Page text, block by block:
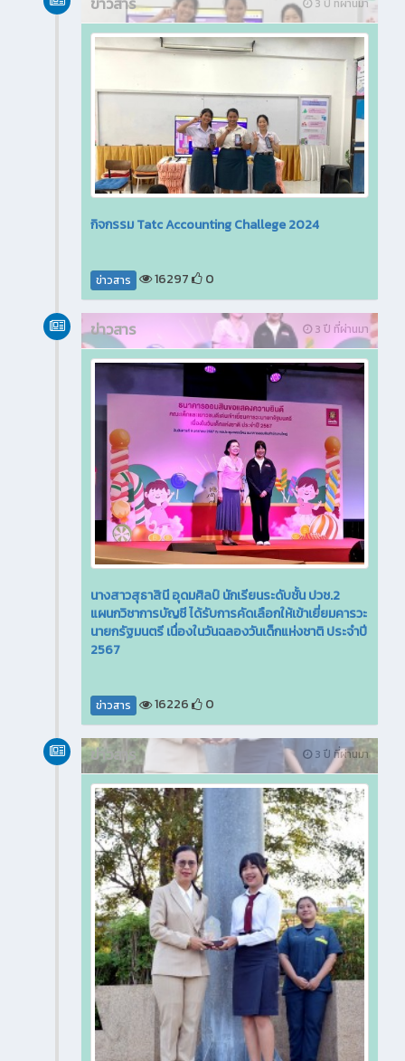
3 ปี ที่ผ่านมา
กิจกรรม Tatc Accounting Challege 2024
ข่าวสาร 16297 0
3 ปี ที่ผ่านมา
ข่าวสาร
นางสาวสุธาสินี อุดมศิลป์ นักเรียนระดับชั้น ปวช.2
แผนกวิชาการบัญชี ได้รับการคัดเลือกให้เข้าเยี่ยมคารวะ
นายกรัฐมนตรี เนื่องในวันฉลองวันเด็กแห่งชาติ ประจำปี
2567
ข่าวสาร 16226 0
3 ปี ที่ผ่านมา
ข่าวสาร